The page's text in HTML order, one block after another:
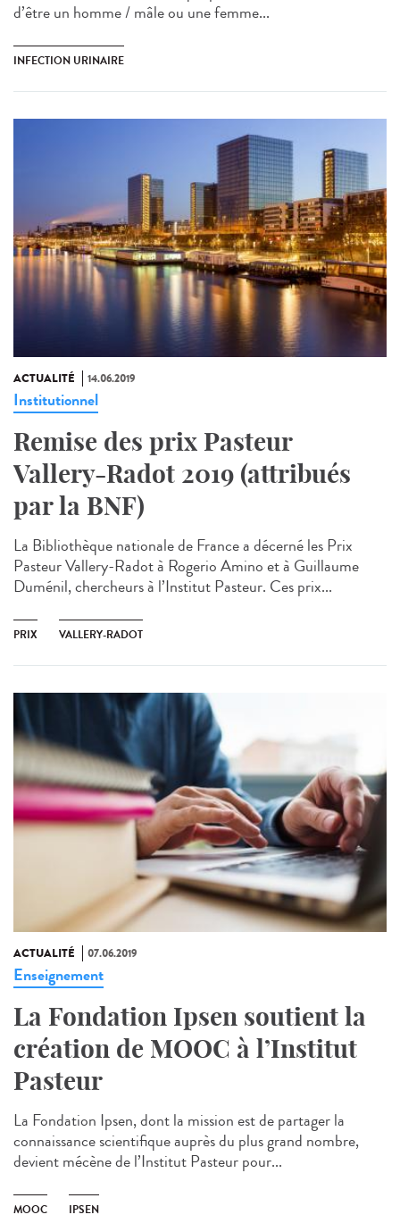
d’être un homme / mâle ou une femme...
INFECTION URINAIRE
ACTUALITÉ 14.06.2019
Institutionnel
Remise des prix Pasteur
Vallery-Radot 2019 (attribués
par la BNF)
La Bibliothèque nationale de France a décerné les Prix
Pasteur Vallery-Radot à Rogerio Amino et à Guillaume
Duménil, chercheurs à l’Institut Pasteur. Ces prix...
PRIX VALLERY-RADOT
ACTUALITÉ 07.06.2019
Enseignement
La Fondation Ipsen soutient la
création de MOOC à l’Institut
Pasteur
La Fondation Ipsen, dont la mission est de partager la
connaissance scientifique auprès du plus grand nombre,
devient mécène de l’Institut Pasteur pour...
MOOC IPSEN